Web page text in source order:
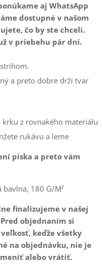
aj WhatsApp
dostupné v našom
čo by ste chceli.
v priebehu pár dní.
a preto dobre drží tvar
krku z rovnakého materiálu
rukávu a leme
píska a preto vám
180 G/M²
finalizujeme v našej
objednaním si
keďže všetky
na objednávku, nie je
alebo vrátiť.